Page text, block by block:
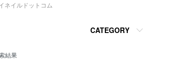
ネイルドットコム
CATEGORY
結果